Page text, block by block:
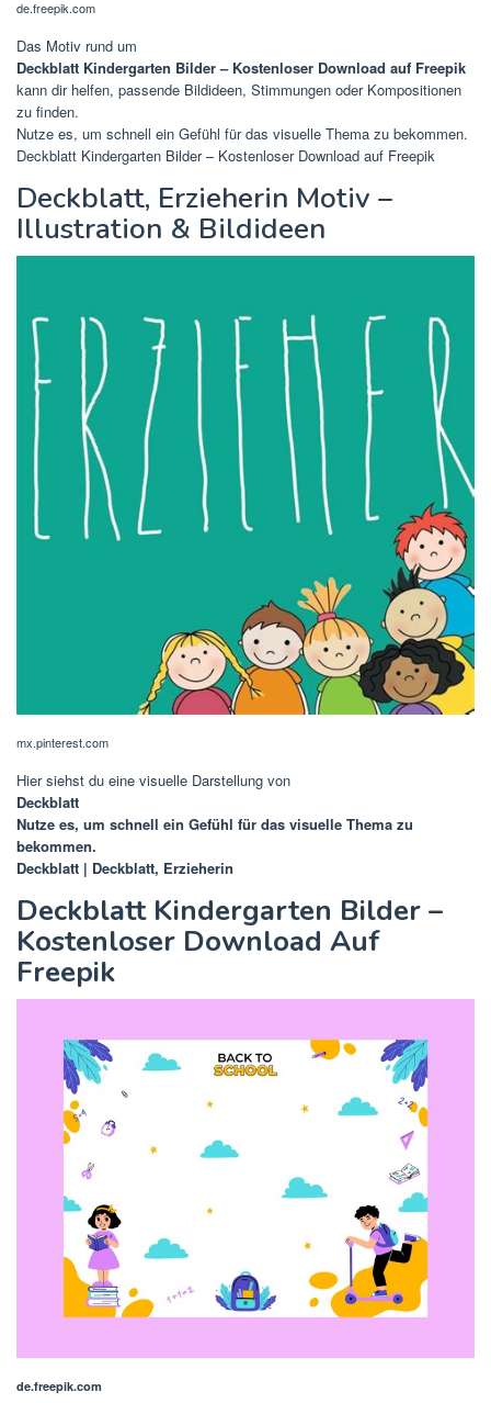
de.freepik.com
Das Motiv rund um
Deckblatt Kindergarten Bilder – Kostenloser Download auf Freepik
kann dir helfen, passende Bildideen, Stimmungen oder Kompositionen
zu finden.
Nutze es, um schnell ein Gefühl für das visuelle Thema zu bekommen.
Deckblatt Kindergarten Bilder – Kostenloser Download auf Freepik
Deckblatt, Erzieherin Motiv –
Illustration & Bildideen
mx.pinterest.com
Hier siehst du eine visuelle Darstellung von
Deckblatt
Nutze es, um schnell ein Gefühl für das visuelle Thema zu
bekommen.
Deckblatt | Deckblatt, Erzieherin
Deckblatt Kindergarten Bilder –
Kostenloser Download Auf
Freepik
de.freepik.com